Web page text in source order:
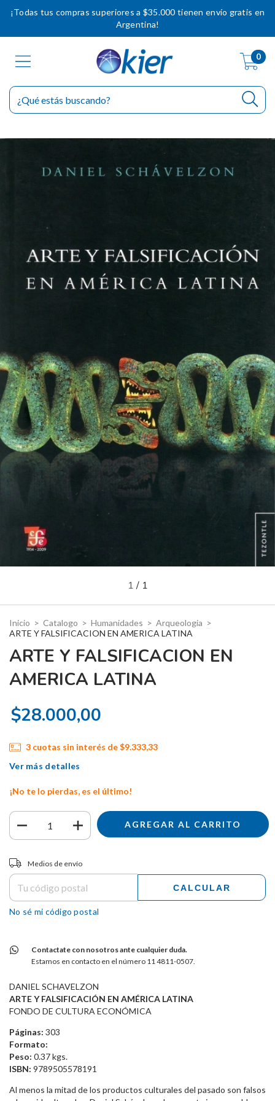
¡Todas tus compras superiores a $35.000 tienen envío gratis en
Argentina!
0
1 / 1
Inicio > Catalogo > Humanidades > Arqueologia >
ARTE Y FALSIFICACION EN AMERICA LATINA
ARTE Y FALSIFICACION EN
AMERICA LATINA
$28.000,00
3 cuotas sin interés de$9.333,33
Ver más detalles
¡No te lo pierdas, es el último!
Entregas para el CP:
Medios de envío
CALCULAR
No sé mi código postal
Contactate con nosotros ante cualquier duda.
Estamos en contacto en el número 11 4811-0507.
DANIEL SCHAVELZON
ARTE Y FALSIFICACIÓN EN AMÉRICA LATINA
FONDO DE CULTURA ECONÓMICA
Páginas: 303
Formato:
Peso: 0.37 kgs.
ISBN: 9789505578191
Al menos la mitad de los productos culturales del pasado son falsos